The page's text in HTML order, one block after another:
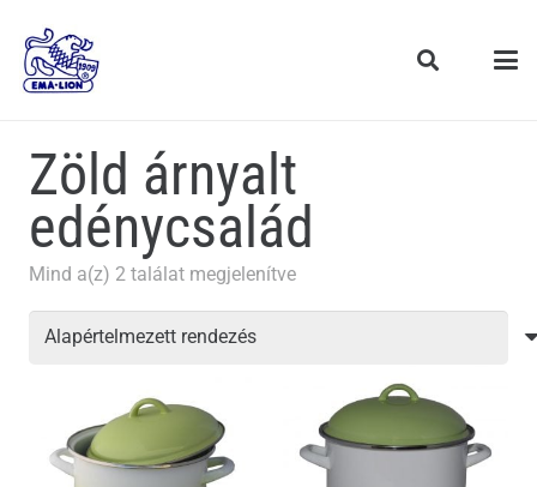
Zöld árnyalt
edénycsalád
Mind a(z) 2 találat megjelenítve